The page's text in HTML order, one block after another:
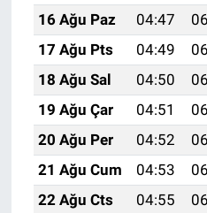
16 Ağu Paz
04:47
17 Ağu Pts
04:49
18 Ağu Sal
04:50
19 Ağu Çar
04:51
20 Ağu Per
04:52
21 Ağu Cum
04:53
22 Ağu Cts
04:55